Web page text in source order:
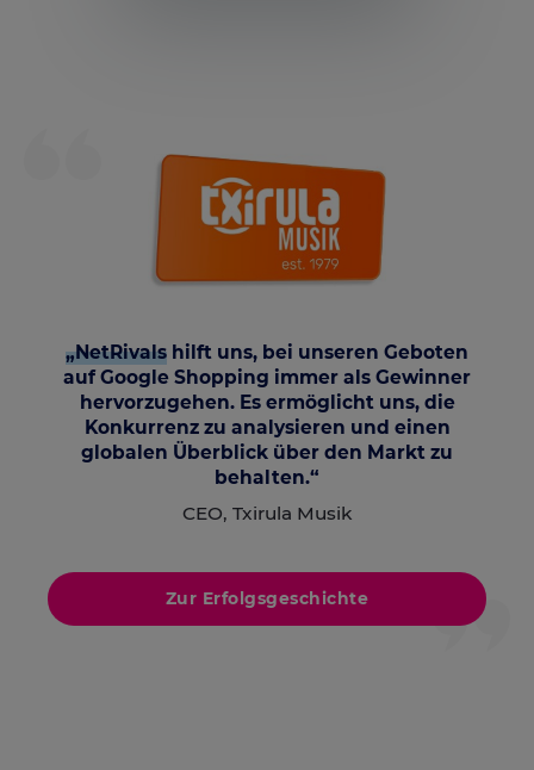
„NetRivals hilft uns, bei unseren Geboten
auf Google Shopping immer als Gewinner
hervorzugehen. Es ermöglicht uns, die
Konkurrenz zu analysieren und einen
globalen Überblick über den Markt zu
behalten.“
CEO, Txirula Musik
Zur Erfolgsgeschichte